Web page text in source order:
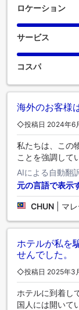
ロケーション
サービス
コスパ
海外のお客様
◇投稿日 2024年6
私たちは、この
ことを強調して
AIによる自動翻
元の言語で表示
CHUN マ
ホテルが私を
せんでした。
◇投稿日 2025年3
ホテルに到着し
国人には開いて